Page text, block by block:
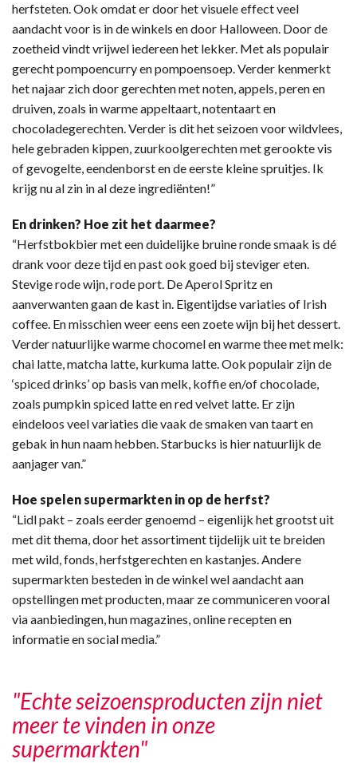
herfsteten. Ook omdat er door het visuele effect veel
aandacht voor is in de winkels en door Halloween. Door de
zoetheid vindt vrijwel iedereen het lekker. Met als populair
gerecht pompoencurry en pompoensoep. Verder kenmerkt
het najaar zich door gerechten met noten, appels, peren en
druiven, zoals in warme appeltaart, notentaart en
chocoladegerechten. Verder is dit het seizoen voor wildvlees,
hele gebraden kippen, zuurkoolgerechten met gerookte vis
of gevogelte, eendenborst en de eerste kleine spruitjes. Ik
krijg nu al zin in al deze ingrediënten!”
En drinken? Hoe zit het daarmee?
“Herfstbokbier met een duidelijke bruine ronde smaak is dé
drank voor deze tijd en past ook goed bij steviger eten.
Stevige rode wijn, rode port. De Aperol Spritz en
aanverwanten gaan de kast in. Eigentijdse variaties of Irish
coffee. En misschien weer eens een zoete wijn bij het dessert.
Verder natuurlijke warme chocomel en warme thee met melk:
chai latte, matcha latte, kurkuma latte. Ook populair zijn de
‘spiced drinks’ op basis van melk, koffie en/of chocolade,
zoals pumpkin spiced latte en red velvet latte. Er zijn
eindeloos veel variaties die vaak de smaken van taart en
gebak in hun naam hebben. Starbucks is hier natuurlijk de
aanjager van.”
Hoe spelen supermarkten in op de herfst?
“Lidl pakt – zoals eerder genoemd – eigenlijk het grootst uit
met dit thema, door het assortiment tijdelijk uit te breiden
met wild, fonds, herfstgerechten en kastanjes. Andere
supermarkten besteden in de winkel wel aandacht aan
opstellingen met producten, maar ze communiceren vooral
via aanbiedingen, hun magazines, online recepten en
informatie en social media.”
"Echte seizoensproducten zijn niet
meer te vinden in onze
supermarkten"